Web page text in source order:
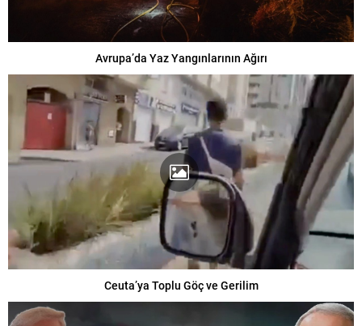
Avrupa’da Yaz Yangınlarının Ağırı
Ceuta’ya Toplu Göç ve Gerilim